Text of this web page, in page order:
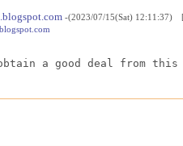
-(2023/07/15(Sat) 12:11:37)
a good deal from this